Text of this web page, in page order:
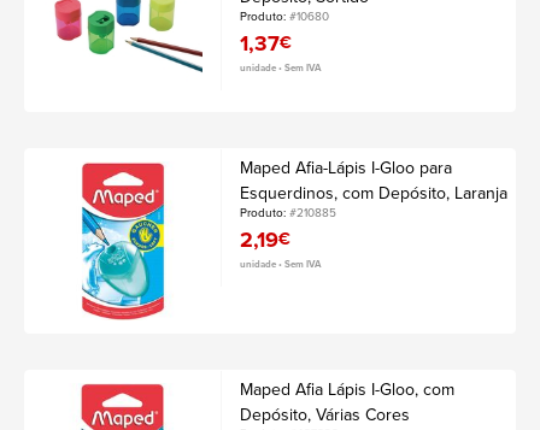
Produto:#10680
1,37€
unidade • Sem IVA
Maped Afia-Lápis I-Gloo para
Esquerdinos, com Depósito, Laranja
Produto:#210885
2,19€
unidade • Sem IVA
Maped Afia Lápis I-Gloo, com
Depósito, Várias Cores